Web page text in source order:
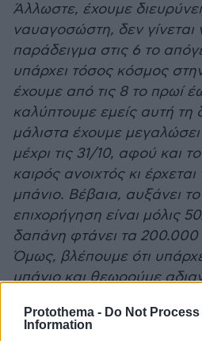
Protothema - Do Not Process
Information
Άλλωστε, έχουμε
ναυαγοσώστη, δεν γίνεται
παράδειγμα στις 6 το
υπάρχει τόσος κόσμος
έχουμε από τις 8 το πρωί
καλύπτουμε εμείς αυτή τη
μάλιστα έχουμε μεγαλώσει
μέχρι τις 31/10, αφού και
καιρός ανοιχτός κι
μπάνιο. Βέβαια, αυξάνει
επιχορήγηση είναι μόλις
δαπάνη φτάνει τα
Όμως, βλέπουμε ότι
μπάνιο και θεωρούμε
υπάρχει κάλυψη. Θέλουμε
ασφαλής, με την καλύτερη